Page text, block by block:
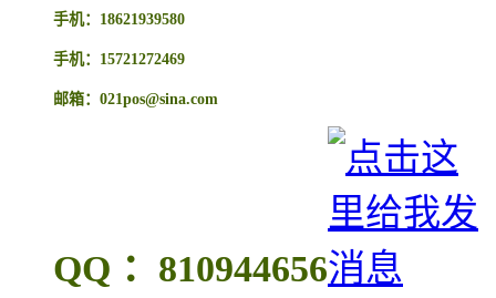
手机：18621939580
手机：15721272469
邮箱：021pos@sina.com
QQ ：810944656